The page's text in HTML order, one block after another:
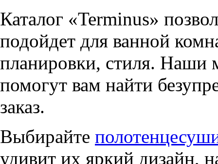
Каталог «Terminus»
подойдет для ванной
планировки, стиля. Наши
помогут вам найти
заказ.
Выбирайте
удивит их яркий дизайн,